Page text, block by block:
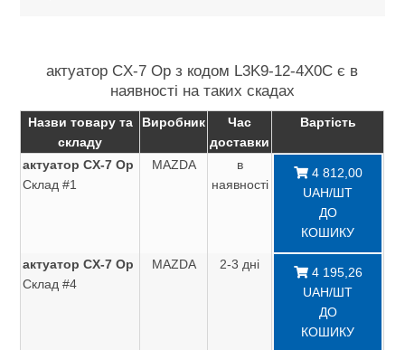
актуатор CX-7 Ор з кодом L3K9-12-4X0C є в
наявності на таких скадах
Назви товару та
складу
Виробник
Час
доставки
Вартість
актуатор CX-7 Ор
Склад #1
MAZDA
в
наявності
4 812,00
UAH/ШТ
ДО
КОШИКУ
актуатор CX-7 Ор
Склад #4
MAZDA 2-3 дні
4 195,26
UAH/ШТ
ДО
КОШИКУ